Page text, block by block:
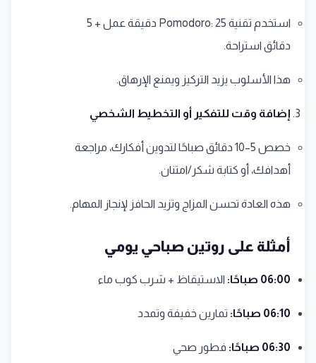
استخدم تقنية Pomodoro: 25 دقيقة عمل + 5
دقائق استراحة.
هذا الأسلوب يزيد التركيز ويمنع الإرهاق.
إضافة وقت للتفكير أو التخطيط الشخصي
خصص 5–10 دقائق صباحًا لتدوين أفكارك، مراجعة
أهدافك، أو كتابة شكر/امتنان.
هذه العادة تحسن المزاج وتزيد الحافز لإنجاز المهام.
أمثلة على روتين صباحي يومي
06:00 صباحًا: الاستيقاظ + شرب كوب ماء
06:10 صباحًا: تمارين خفيفة وتمدد
06:30 صباحًا: فطور صحي